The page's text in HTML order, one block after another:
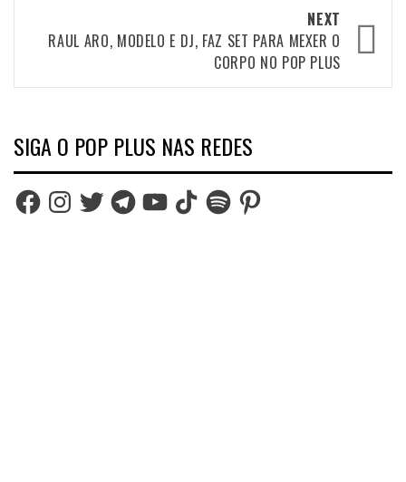
NEXT
RAUL ARO, MODELO E DJ, FAZ SET PARA MEXER O
CORPO NO POP PLUS
SIGA O POP PLUS NAS REDES
FacebookInstagram
TwitterTelegramYouTubeTikTokSpotifyPinterest